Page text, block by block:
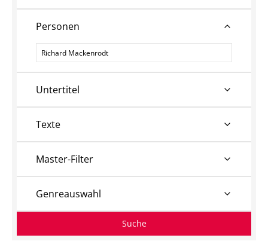
Personen
Personen
Untertitel
Texte
Master-Filter
Genreauswahl
Suche